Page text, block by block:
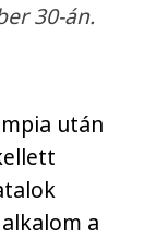
30-án.
után
a